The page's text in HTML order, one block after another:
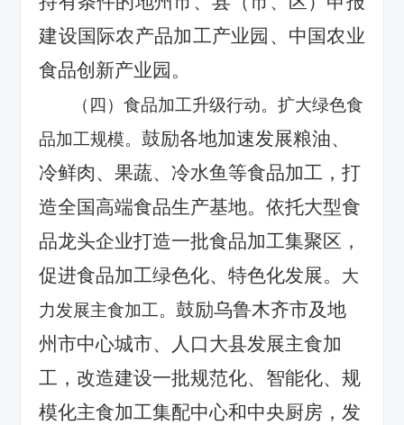
建设国际农产品加工产业园、中国农业
食品创新产业园。
（四）食品加工升级行动。扩大绿色食
品加工规模。 鼓励各地加速发展粮油、
冷鲜肉、果蔬、冷水鱼等食品加工，打
造全国高端食品生产基地。依托大型食
品龙头企业打造一批食品加工集聚区，
促进食品加工绿色化、特色化发展。 大
力发展主食加工。 鼓励乌鲁木齐市及地
州市中心城市、人口大县发展主食加
工，改造建设一批规范化、智能化、规
模化主食加工集配中心和中央厨房，发